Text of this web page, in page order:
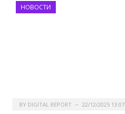
НОВОСТИ
BY DIGITAL REPORT 22/12/2025 13:07